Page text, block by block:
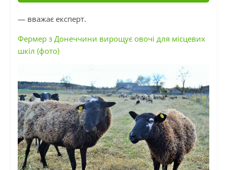
— вважає експерт.
Фермер з Донеччини вирощує овочі для місцевих
шкіл (фото)